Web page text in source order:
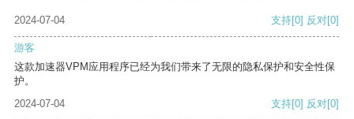
2024-07-04 支持[0] 反对[0]
游客
这款加速器VPM应用程序已经为我们带来了无限的隐私保护和安全性保
护。
2024-07-04
支持[0] 反对[0]